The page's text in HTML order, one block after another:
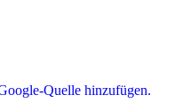
Quelle hinzufügen.